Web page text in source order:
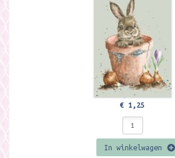
€ 1,25
In winkelwagen